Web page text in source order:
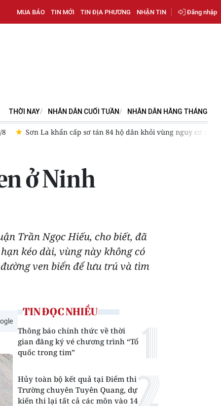
MUA BÁO TIN MỚI TIN ĐỊA PHƯƠNG NHẬN TIN Đăng nhập
THỜI NAY NHÂN DÂN CUỐI TUẦN NHÂN DÂN HẰNG THÁNG
Sơn La khẩn cấp sơ tán 84 hộ dân khỏi vùng nguy cơ sạt lở
ở Ninh
Trần Ngọc Hiếu, cho biết, đã
kéo dài, vùng này không có
ven biển để lưu trú và tìm
TIN ĐỌC NHIỀU
Thông báo chính thức về thời
gian đăng ký vé chương trình “Tổ
quốc trong tim”
Hủy toàn bộ kết quả tại Điểm thi
Trường chuyên Tuyên Quang, dự
kiến thi lại tất cả các môn vào 14